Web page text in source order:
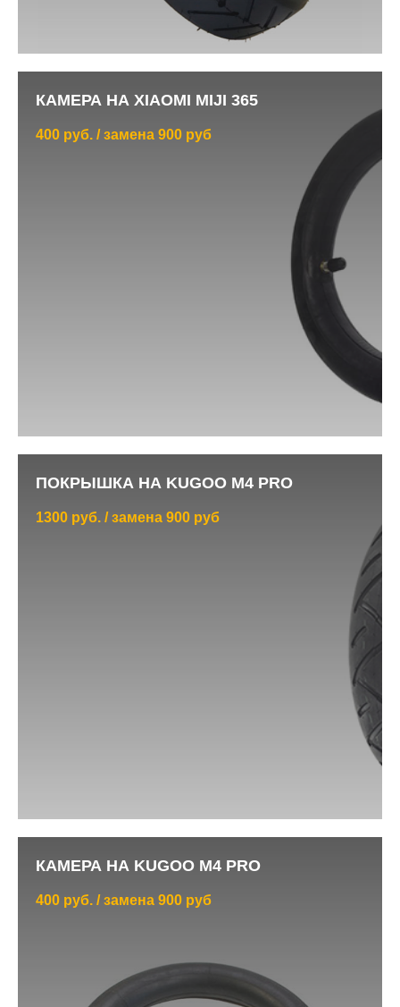
КАМЕРА НА XIAOMI MIJI 365
400 руб. / замена 900 руб
ПОКРЫШКА НА KUGOO M4 PRO
1300 руб. / замена 900 руб
КАМЕРА НА KUGOO M4 PRO
400 руб. / замена 900 руб